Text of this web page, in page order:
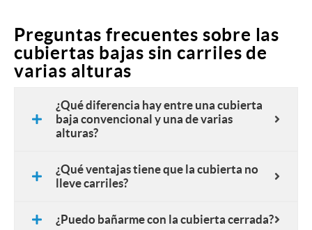
Preguntas frecuentes sobre las
cubiertas bajas sin carriles de
varias alturas
¿Qué diferencia hay entre una cubierta
baja convencional y una de varias
alturas?
¿Qué ventajas tiene que la cubierta no
lleve carriles?
¿Puedo bañarme con la cubierta cerrada?